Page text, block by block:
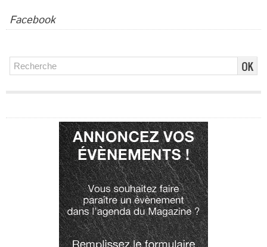
Facebook